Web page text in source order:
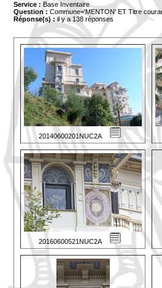
Service : Base Inventaire
Question : Commune='MENTON' ET Titre
Réponse(s) :il y a 138 réponses
20140600201NUC2A
20160600521NUC2A